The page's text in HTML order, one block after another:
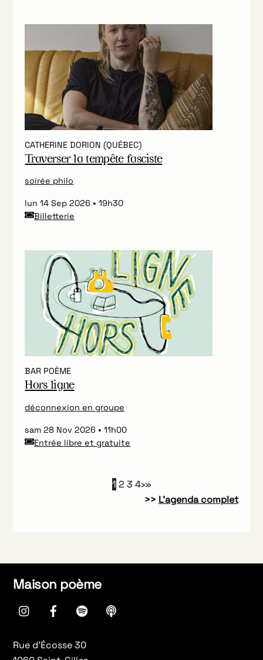
CATHERINE DORION (QUÉBEC)
Traverser la tempête fasciste
soirée philo
lun 14 Sep 2026
19h30
Billetterie
BAR POÈME
Hors ligne
déconnexion en groupe
sam 28 Nov 2026
11h00
Entrée libre et gratuite
1 2 3 4›»
>> L’agenda complet
Maison poème
instagramFacebookspotify
Rue d’Écosse 30